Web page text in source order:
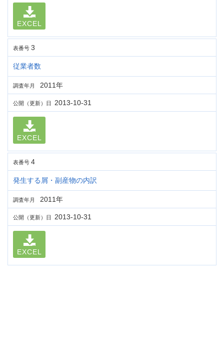
EXCEL
表番号 3
従業者数
調査年月 2011年
公開（更新）日 2013-10-31
EXCEL
表番号 4
発生する屑・副産物の内訳
調査年月 2011年
公開（更新）日 2013-10-31
EXCEL